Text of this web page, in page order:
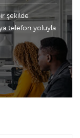
şekilde
telefon yoluyla